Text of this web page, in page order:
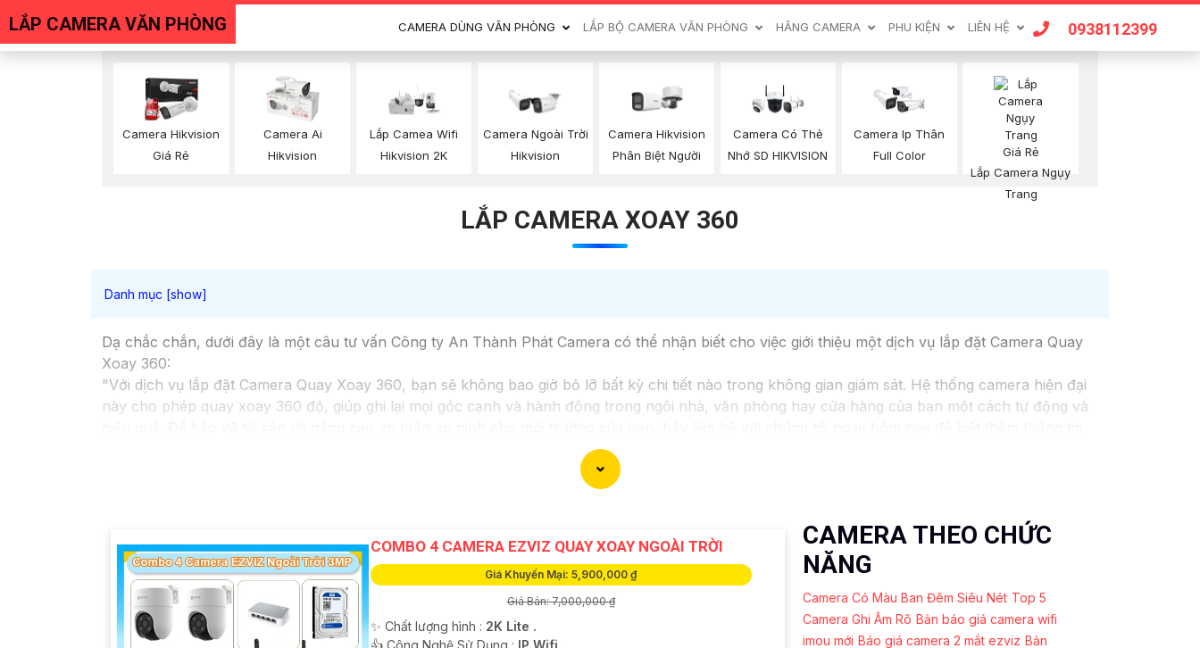
LẮP CAMERA VĂN PHÒNG CAMERA DÙNG VĂN PHÒNG LẮP BỘ CAMERA VĂN PHÒNG HÃNG CAMERA PHU KIỆN LIÊN HỆ 0938112399
Camera Hikvision
Giá Rẻ
Camera Ai
Hikvision
Lắp Camea Wifi
Hikvision 2K
Camera Ngoài Trời
Hikvision
Camera Hikvision
Phân Biệt Người
Camera Có Thẻ
Nhớ SD HIKVISION
Camera Ip Thân
Full Color
Lắp Camera Ngụy
Trang
LẮP CAMERA XOAY 360
Dạ chắc chắn, dưới đây là một câu tư vấn Công ty An Thành Phát Camera có thể nhận biết cho việc giới thiệu một dịch vụ lắp đặt Camera Quay
Xoay 360:
"Với dịch vụ lắp đặt Camera Quay Xoay 360, bạn sẽ không bao giờ bỏ lỡ bất kỳ chi tiết nào trong không gian giám sát. Hệ thống camera hiện đại
này cho phép quay xoay 360 độ, giúp ghi lại mọi góc cạnh và hành động trong ngôi nhà, văn phòng hay cửa hàng của bạn một cách tự động và
Hy vọng câu này sẽ giúp bạn trong việc giới thiệu dịch vụ lắp đặt Camera Quay Xoay 360. Nếu bạn cần thêm sự hỗ trợ hoặc tư vấn khác, đừng
COMBO 4 CAMERA EZVIZ QUAY XOAY NGOÀI TRỜI
Giá Khuyến Mại: 5,900,000 ₫
Giá Bán: 7,000,000 ₫
✨ Chất lượng hình : 2K Lite .
👍 Công Nghệ Sử Dụng : IP Wifi.
CAMERA THEO CHỨC
NĂNG
Camera Có Màu Ban Đêm Siêu Nét Top 5
Camera Ghi Âm Rõ Bản báo giá camera wifi
imou mới Báo giá camera 2 mắt ezviz Bản